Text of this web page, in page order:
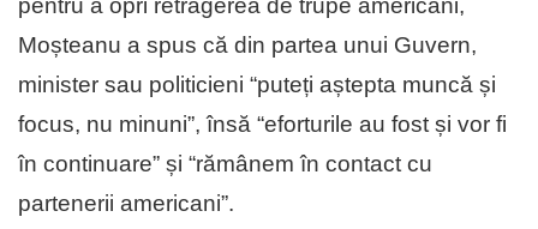
Moșteanu a spus că din partea unui Guvern,
minister sau politicieni “puteți aștepta muncă și
focus, nu minuni”, însă “eforturile au fost și vor fi
în continuare” și “rămânem în contact cu
partenerii americani”.